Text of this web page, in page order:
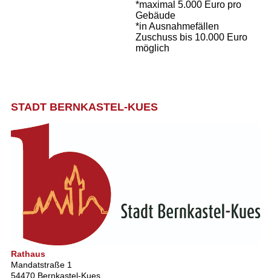
*maximal 5.000 Euro pro
Gebäude
*in Ausnahmefällen
Zuschuss bis 10.000 Euro
möglich
STADT BERNKASTEL-KUES
Rathaus
Mandatstraße 1
54470 Bernkastel-Kues